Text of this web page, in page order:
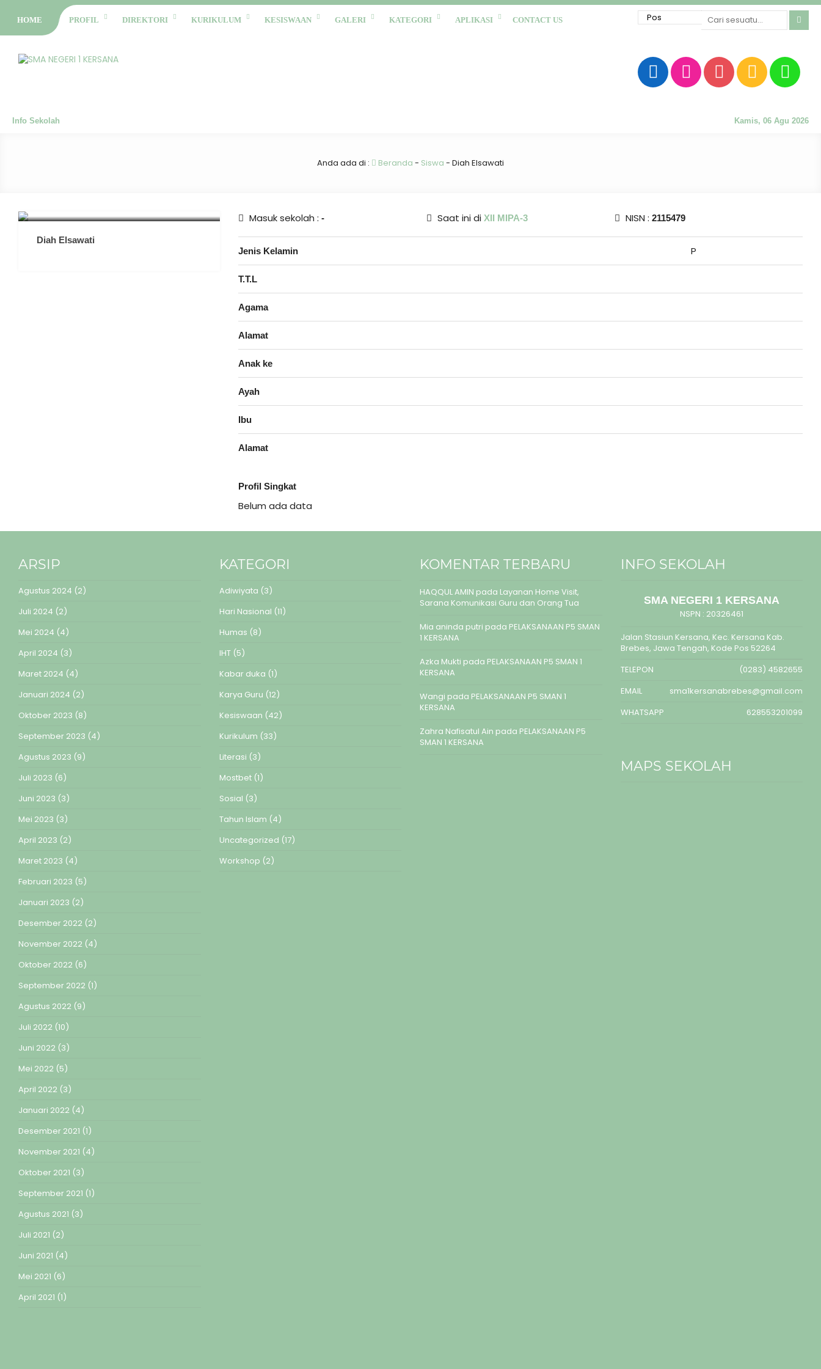
HOME PROFIL DIREKTORI KURIKULUM KESISWAAN GALERI KATEGORI APLIKASI CONTACT US
Info Sekolah Kamis, 06 Agu 2026
Anda ada di : Beranda - Siswa - Diah Elsawati
Diah Elsawati
Masuk sekolah : - Saat ini di XII MIPA-3 NISN : 2115479
Jenis Kelamin P
T.T.L
Agama
Alamat
Anak ke
Ayah
Ibu
Alamat
Profil Singkat
Belum ada data
ARSIP
Agustus 2024 (2)
Juli 2024 (2)
Mei 2024 (4)
April 2024 (3)
Maret 2024 (4)
Januari 2024 (2)
Oktober 2023 (8)
September 2023 (4)
Agustus 2023 (9)
Juli 2023 (6)
Juni 2023 (3)
Mei 2023 (3)
April 2023 (2)
Maret 2023 (4)
Februari 2023 (5)
Januari 2023 (2)
Desember 2022 (2)
November 2022 (4)
Oktober 2022 (6)
September 2022 (1)
Agustus 2022 (9)
Juli 2022 (10)
Juni 2022 (3)
Mei 2022 (5)
April 2022 (3)
Januari 2022 (4)
Desember 2021 (1)
November 2021 (4)
Oktober 2021 (3)
September 2021 (1)
Agustus 2021 (3)
Juli 2021 (2)
Juni 2021 (4)
Mei 2021 (6)
April 2021 (1)
KATEGORI
Adiwiyata (3)
Hari Nasional (11)
Humas (8)
IHT(5)
Kabar duka (1)
Karya Guru (12)
Kesiswaan (42)
Kurikulum (33)
Literasi (3)
Mostbet(1)
Sosial (3)
Tahun Islam (4)
Uncategorized (17)
Workshop (2)
KOMENTAR TERBARU
HAQQUL AMIN pada Layanan Home Visit,
Sarana Komunikasi Guru dan Orang Tua
Mia aninda putri pada PELAKSANAAN P5 SMAN
1 KERSANA
Azka Mukti pada PELAKSANAAN P5 SMAN 1
KERSANA
Wangi pada PELAKSANAAN P5 SMAN 1
KERSANA
Zahra Nafisatul Ain pada PELAKSANAAN P5
SMAN 1 KERSANA
INFO SEKOLAH
SMA NEGERI 1 KERSANA
NSPN : 20326461
Jalan Stasiun Kersana, Kec. Kersana Kab.
Brebes, Jawa Tengah, Kode Pos 52264
TELEPON
(0283) 4582655
EMAIL
sma1kersanabrebes@gmail.com
WHATSAPP
628553201099
MAPS SEKOLAH